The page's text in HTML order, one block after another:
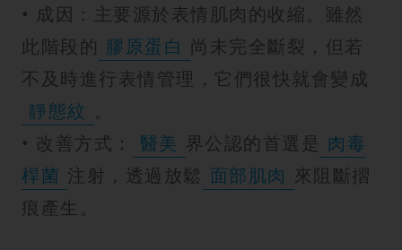
• 成因：主要源於表情肌肉的收縮。雖然
此階段的 膠原蛋白 尚未完全斷裂，但若
不及時進行表情管理，它們很快就會變成
靜態紋 。
• 改善方式：
醫美 界公認的首選是 肉毒
桿菌 注射，透過放鬆 面部肌肉 來阻斷摺
痕產生。